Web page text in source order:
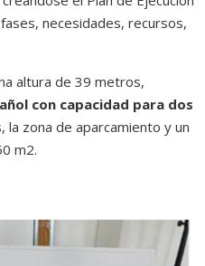
necesidades, recursos,
altura de 39 metros,
con capacidad para dos
la zona de aparcamiento y un
m2.